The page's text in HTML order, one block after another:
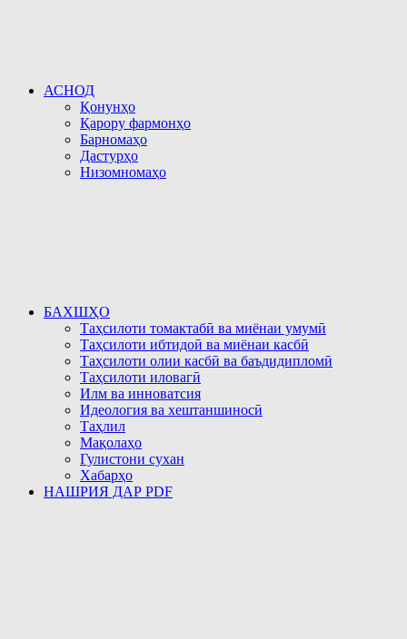
АСНОД
Қонунҳо
Қарору фармонҳо
Барномаҳо
Дастурҳо
Низомномаҳо
БАХШҲО
Таҳсилоти томактабӣ ва миёнаи умумӣ
Таҳсилоти ибтидоӣ ва миёнаи касбӣ
Таҳсилоти олии касбӣ ва баъдидипломӣ
Таҳсилоти иловагӣ
Илм ва инноватсия
Идеология ва хештаншиносӣ
Таҳлил
Мақолаҳо
Гулистони сухан
Хабарҳо
НАШРИЯ ДАР PDF